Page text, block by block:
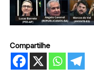
Compartilhe